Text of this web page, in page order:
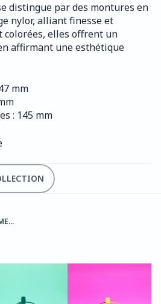
distingue par des montures en
nylor, alliant finesse et
colorées, elles offrent un
affirmant une esthétique
mm
: 145 mm